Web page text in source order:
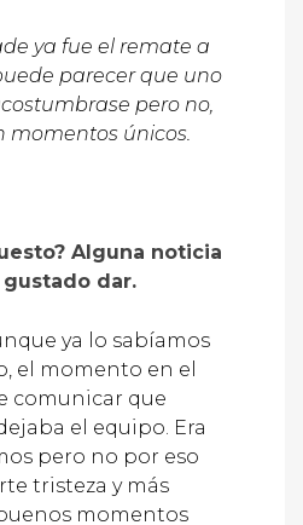
ya fue el remate a
parecer que uno
pero no,
momentos únicos.
Alguna noticia
dar.
ya lo sabíamos
el momento en el
comunicar que
el equipo. Era
pero no por eso
tristeza y más
momentos